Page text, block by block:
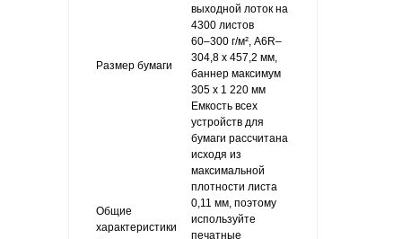
выходной лоток на
4300 листов
Размер бумаги
60–300 г/м², A6R–
304,8 x 457,2 мм,
баннер максимум
305 x 1 220 мм
Общие
характеристики
Емкость всех
устройств для
бумаги рассчитана
исходя из
максимальной
плотности листа
0,11 мм, поэтому
используйте
печатные